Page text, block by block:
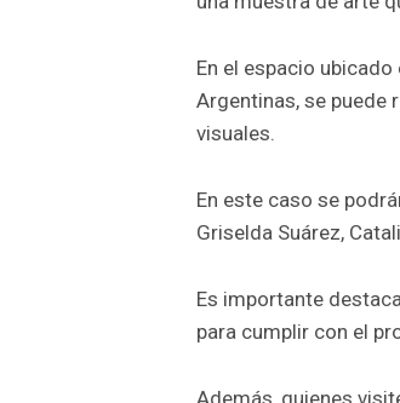
En el espacio
Argentinas, se puede
visuales.
En este caso se
Griselda Suárez,
Es importante
para cumplir con el